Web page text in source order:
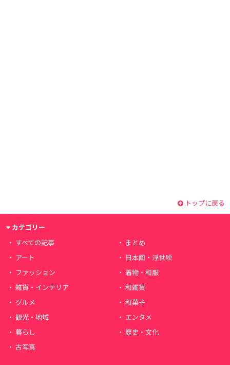
トップに戻る
カテゴリー
すべての記事
まとめ
アート
日本画・浮世絵
ファッション
着物・和服
雑貨・インテリア
和雑貨
グルメ
和菓子
観光・地域
エンタメ
暮らし
歴史・文化
古写真